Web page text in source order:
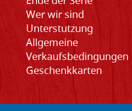
Wer wir sind
Unterstutzung
Allgemeine
Verkaufsbedingungen
Geschenkkarten